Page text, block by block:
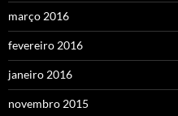
março 2016
fevereiro 2016
janeiro 2016
novembro 2015